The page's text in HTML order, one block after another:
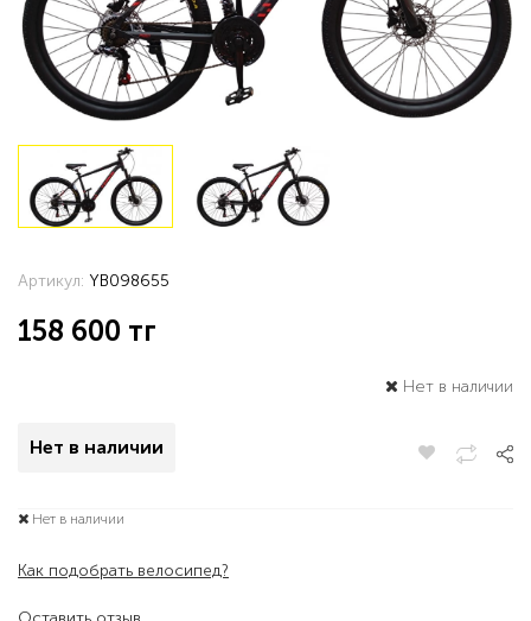
Артикул: YB098655
158 600 тг
Нет в наличии
Нет в наличии
Нет в наличии
Как подобрать велосипед?